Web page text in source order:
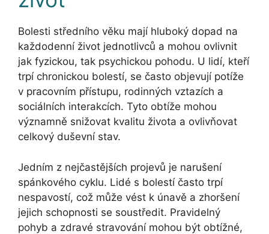
Bolesti středního věku mají hluboký dopad na
každodenní život jednotlivců a mohou ovlivnit
jak fyzickou, tak psychickou pohodu. U lidí, kteří
trpí chronickou bolestí, se často objevují potíže
v pracovním přístupu, rodinných vztazích a
sociálních interakcích. Tyto obtíže mohou
významně snižovat kvalitu života a ovlivňovat
celkový duševní stav.
Jedním z nejčastějších projevů je narušení
spánkového cyklu. Lidé s bolestí často trpí
nespavostí, což může vést k únavě a zhoršení
jejich schopnosti se soustředit. Pravidelný
pohyb a zdravé stravování mohou být obtížné,